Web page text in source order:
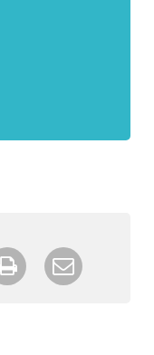
sur Google+
Imprimer